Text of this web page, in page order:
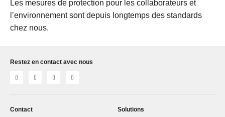
Les mesures de protection pour les collaborateurs et
l’environnement sont depuis longtemps des standards
chez nous.
Restez en contact avec nous
Contact
Solutions